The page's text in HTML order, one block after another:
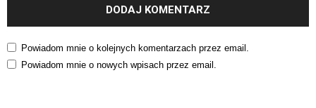
Powiadom mnie o kolejnych komentarzach przez email.
Powiadom mnie o nowych wpisach przez email.